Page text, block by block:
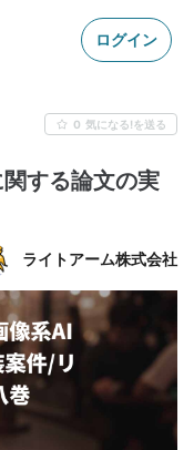
ログイン
0 気になる!を送る
する論文の実
ライトアーム株式会社